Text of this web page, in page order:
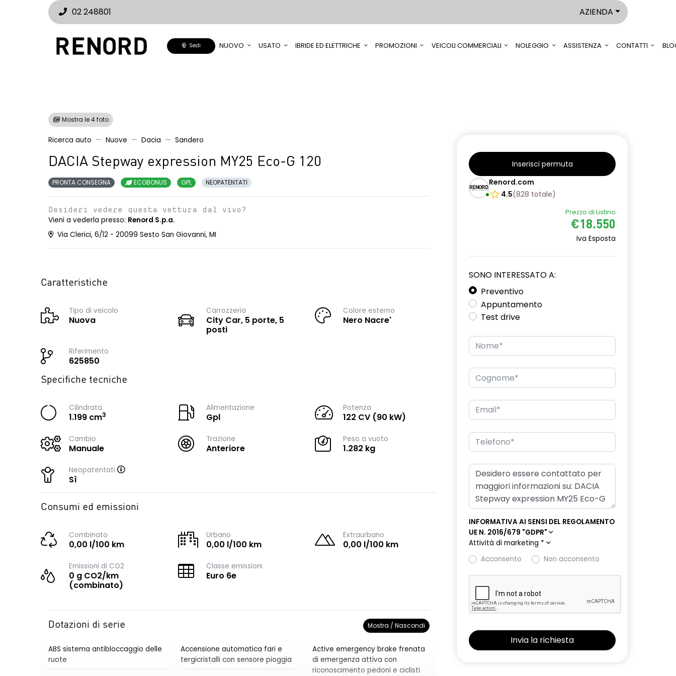
02 248801 AZIENDA
Sedi NUOVO USATO IBRIDE ED ELETTRICHE PROMOZIONI VEICOLI COMMERCIALI NOLEGGIO ASSISTENZA CONTATTI
Mostra le 4 foto
Ricerca auto Nuove Dacia Sandero
DACIA Stepway expression MY25 Eco-G 120
PRONTA CONSEGNA ECOBONUS GPL NEOPATENTATI
Desideri vedere questa vettura dal vivo?
Vieni a vederla presso: Renord S.p.a.
Via Clerici, 6/12 - 20099 Sesto San Giovanni, MI
Caratteristiche
Tipo di veicolo
Nuova
Carrozzeria
City Car, 5 porte, 5
posti
Colore esterno
Nero Nacre'
Riferimento
625850
Specifiche tecniche
Cilindrata
1.199 cm3
Alimentazione
Gpl
Potenza
122 CV (90 kW)
Cambio
Manuale
Trazione
Anteriore
Peso a vuoto
1.282 kg
Neopatentati
Sì
Consumi ed emissioni
Combinato
0,00 l/100 km
Urbano
0,00 l/100 km
Extraurbano
0,00 l/100 km
Emissioni di CO2
0 g CO2/km
(combinato)
Classe emissioni
Euro 6e
Dotazioni di serie Mostra / Nascondi
ABS sistema antibloccaggio delle
ruote
Accensione automatica fari e
tergicristalli con sensore pioggia
Active emergency brake frenata
di emergenza attiva con
riconoscimento pedoni e ciclisti
Inserisci permuta
Renord.com
4.5(828 totale)
Prezzo di Listino
€18.550
Iva Esposta
SONO INTERESSATO A:
Preventivo
Appuntamento
Test drive
INFORMATIVA AI SENSI DEL REGOLAMENTO
UE N. 2016/679 "GDPR"
Attività di marketing *
Acconsento
Non acconsento